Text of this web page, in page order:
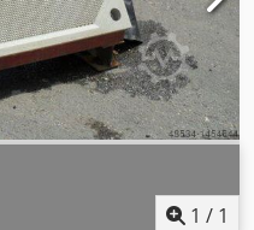
1 / 1